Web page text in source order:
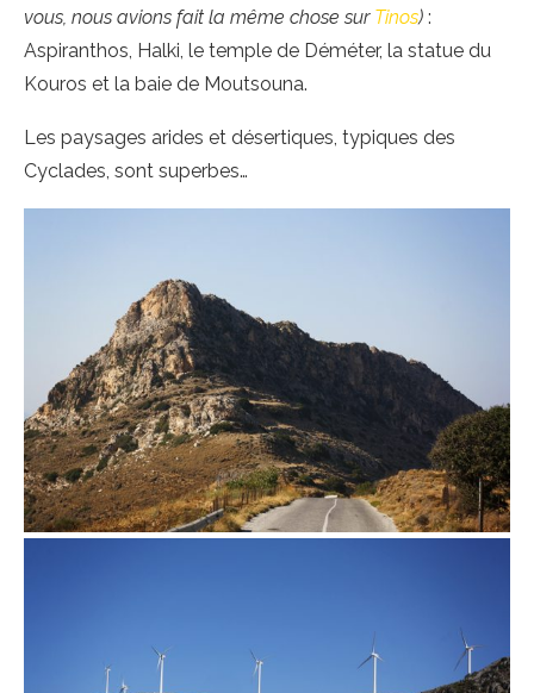
vous, nous avions fait la même chose sur Tinos) :
Aspiranthos, Halki, le temple de Déméter, la statue du
Kouros et la baie de Moutsouna.
Les paysages arides et désertiques, typiques des
Cyclades, sont superbes…